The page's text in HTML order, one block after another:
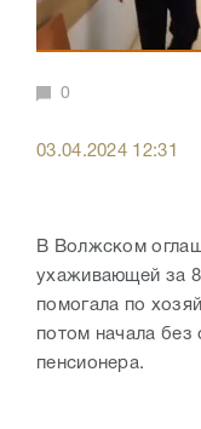
0
03.04.2024 12:31
В Волжском
ухаживающей за
помогала по
потом начала без
пенсионера.